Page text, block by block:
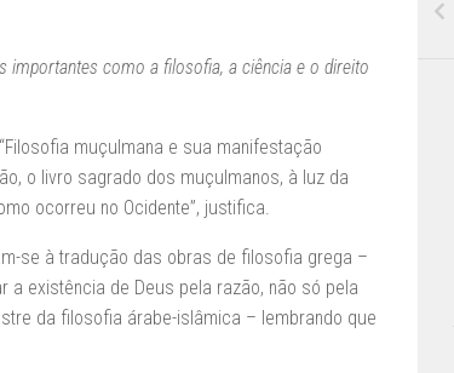
importantes como a filosofia, a ciência e o direito
muçulmana e sua manifestação
o livro sagrado dos muçulmanos, à luz da
ocorreu no Ocidente”, justifica.
se à tradução das obras de filosofia grega –
existência de Deus pela razão, não só pela
da filosofia árabe-islâmica – lembrando que